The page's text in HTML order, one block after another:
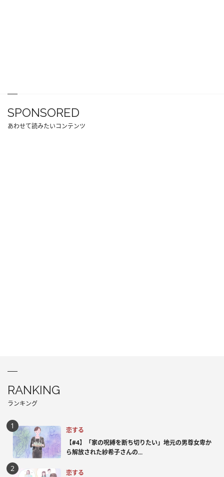
SPONSORED
あわせて読みたいコンテンツ
RANKING
ランキング
恋する
【#4】「家の呪縛を断ち切りたい」地元の男尊女卑か
ら解放された紗希子さんの...
恋する